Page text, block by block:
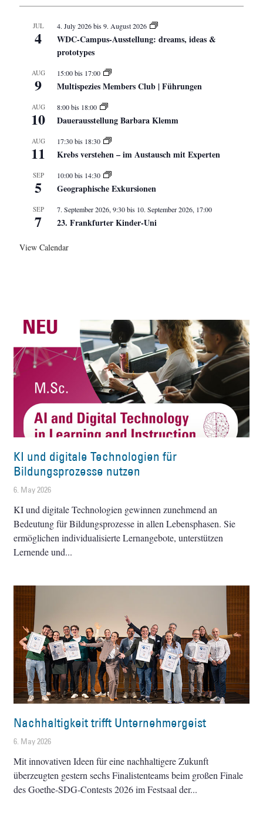
JUL
4
4. July 2026bis9. August 2026
WDC-Campus-Ausstellung: dreams, ideas &
prototypes
AUG
9
15:00bis 17:00
Multispezies Members Club | Führungen
AUG
10
8:00bis 18:00
Dauerausstellung Barbara Klemm
AUG
11
17:30bis 18:30
Krebs verstehen – im Austausch mit Experten
SEP
5
10:00bis 14:30
Geographische Exkursionen
SEP
7
7. September 2026, 9:30bis 10. September 2026, 17:00
23. Frankfurter Kinder-Uni
View Calendar
KI und digitale Technologien für
Bildungsprozesse nutzen
6. May 2026
KI und digitale Technologien gewinnen zunehmend an
Bedeutung für Bildungsprozesse in allen Lebensphasen. Sie
ermöglichen individualisierte Lernangebote, unterstützen
Lernende und
Nachhaltigkeit trifft Unternehmergeist
6. May 2026
Mit innovativen Ideen für eine nachhaltigere Zukunft
überzeugten gestern sechs Finalistenteams beim großen Finale
des Goethe-SDG-Contests 2026 im Festsaal der